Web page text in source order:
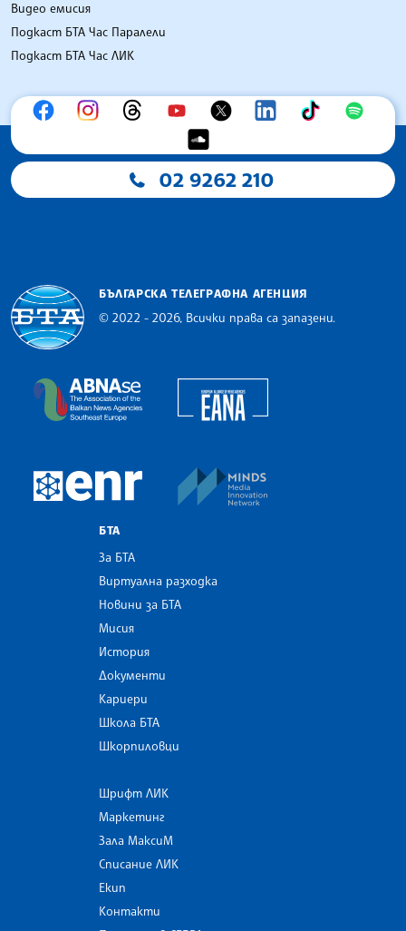
Видео емисия
Подкаст БТА Час Паралели
Подкаст БТА Час ЛИК
02 9262 210
БЪЛГАРСКА ТЕЛЕГРАФНА АГЕНЦИЯ
© 2022 - 2026, Всички права са запазени.
The Assocoation of the Balkan News Agencies
European Newsroom
БТА
За БТА
Виртуална разходка
Новини за БТА
Мисия
История
Документи
Кариери
Школа БТА
Шкорпиловци
Шрифт ЛИК
Маркетинг
Зала МаксиМ
Списание ЛИК
Екип
Контакти